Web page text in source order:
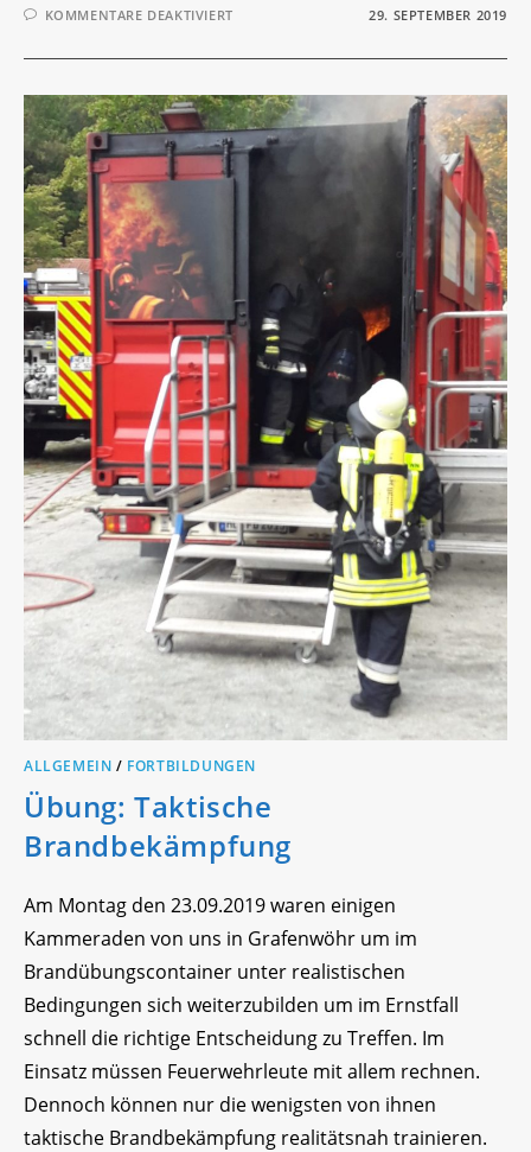
KOMMENTARE DEAKTIVIERTFÜR
LTENHEIM P
29. SEPTEMBER 2019
ALLGEMEIN / FORTBILDUNGEN
Übung: Taktische
Brandbekämpfung
Am Montag den 23.09.2019 waren einigen
Kammeraden von uns in Grafenwöhr um im
Brandübungscontainer unter realistischen
Bedingungen sich weiterzubilden um im Ernstfall
schnell die richtige Entscheidung zu Treffen. Im
Einsatz müssen Feuerwehrleute mit allem rechnen.
Dennoch können nur die wenigsten von ihnen
taktische Brandbekämpfung realitätsnah trainieren.